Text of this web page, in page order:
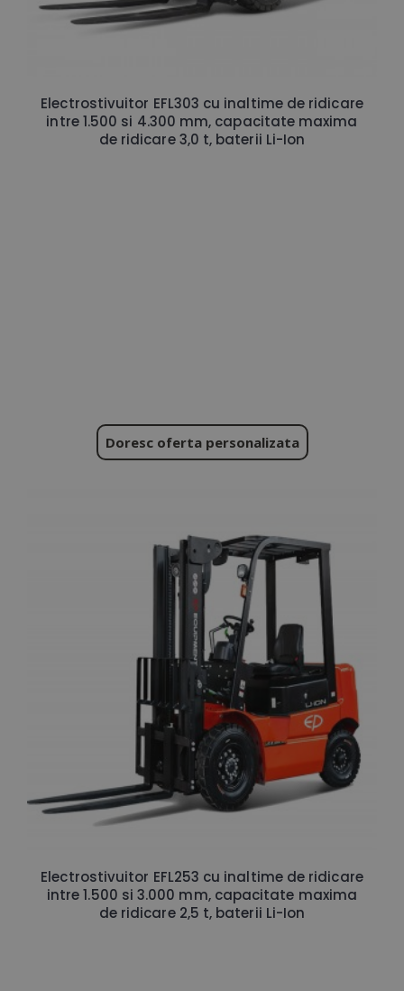
Electrostivuitor EFL303 cu inaltime de ridicare
intre 1.500 si 4.300 mm, capacitate maxima
de ridicare 3,0 t, baterii Li-Ion
Doresc oferta personalizata
Electrostivuitor EFL253 cu inaltime de ridicare
intre 1.500 si 3.000 mm, capacitate maxima
de ridicare 2,5 t, baterii Li-Ion